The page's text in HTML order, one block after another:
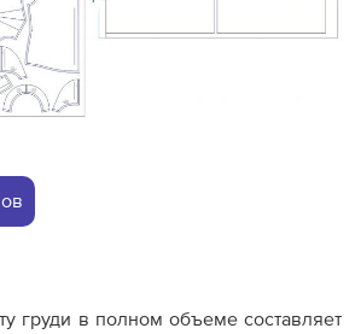
груди в полном объеме составляет